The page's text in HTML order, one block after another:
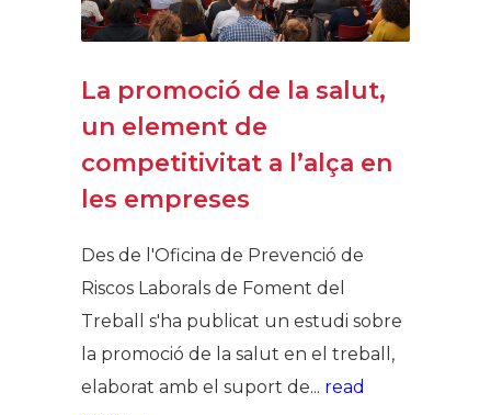
La promoció de la salut,
un element de
competitivitat a l’alça en
les empreses
Des de l'Oficina de Prevenció de
Riscos Laborals de Foment del
Treball s'ha publicat un estudi sobre
la promoció de la salut en el treball,
elaborat amb el suport de... read